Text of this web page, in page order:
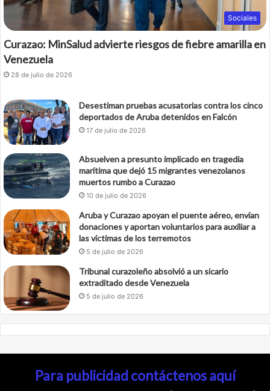
Sociales
Curazao: MinSalud advierte riesgos de fiebre amarilla en
Venezuela
28 de julio de 2026
Desestiman pruebas acusatorias contra los cinco
deportados de Aruba detenidos en Falcón
17 de julio de 2026
Absuelven a presunto implicado en tragedia
marítima que dejó 15 migrantes venezolanos
muertos rumbo a Curazao
10 de julio de 2026
Aruba y Curazao apoyan el puente aéreo, envían
donaciones y aportan voluntarios para auxiliar a
las víctimas de los terremotos
5 de julio de 2026
Tribunal curazoleño absolvió a un sicario
extraditado desde Venezuela
5 de julio de 2026
Para publicidad contáctenos aquí